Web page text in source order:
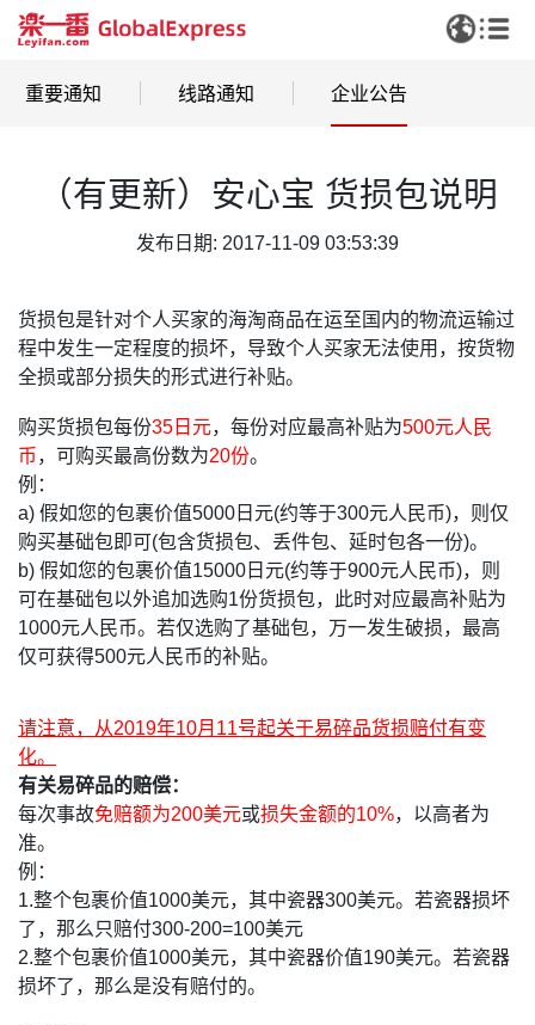
重要通知 线路通知 企业公告
（有更新）安心宝 货损包说明
发布日期: 2017-11-09 03:53:39
货损包是针对个人买家的海淘商品在运至国内的物流运输过
程中发生一定程度的损坏，导致个人买家无法使用，按货物
全损或部分损失的形式进行补贴。
购买货损包每份35日元，每份对应最高补贴为500元人民
币 ，可购买最高份数为20份。
例：
a) 假如您的包裹价值5000日元(约等于300元人民币)，则仅
购买基础包即可(包含货损包、丢件包、延时包各一份)。
b) 假如您的包裹价值15000日元(约等于900元人民币)，则
可在基础包以外追加选购1份货损包，此时对应最高补贴为
1000元人民币。若仅选购了基础包，万一发生破损，最高
仅可获得500元人民币的补贴。
请注意，从2019年10月11号起关于易碎品货损赔付有变
化。
有关易碎品的赔偿：
每次事故免赔额为200美元或损失金额的10%，以高者为
准。
例：
1.整个包裹价值1000美元，其中瓷器300美元。若瓷器损坏
了，那么只赔付300-200=100美元
2.整个包裹价值1000美元，其中瓷器价值190美元。若瓷器
损坏了，那么是没有赔付的。